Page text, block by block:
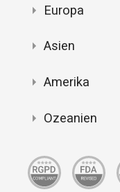
Europa
Asien
Amerika
Ozeanien